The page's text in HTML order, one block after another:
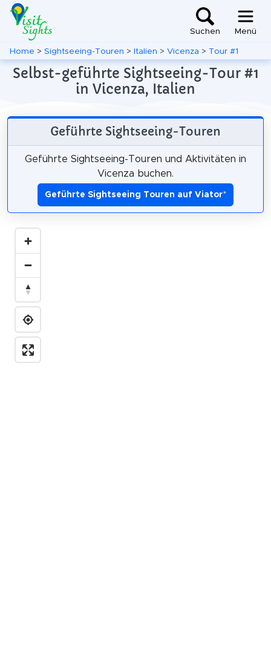
Suchen Menü
Home > Sightseeing-Touren > Italien > Vicenza > Tour #1
Selbst-geführte Sightseeing-Tour #1
in Vicenza, Italien
Geführte Sightseeing-Touren
Geführte Sightseeing-Touren und Aktivitäten in
Vicenza buchen.
Geführte Sightseeing Touren auf Viator*